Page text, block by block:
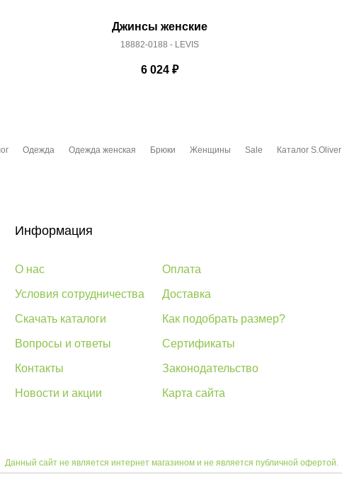
Джинсы женские
18882-0188 - LEVIS
6 024₽
Одежда Одежда женская Брюки Женщины Sale Каталог S.Oliver
Информация
О нас
Условия сотрудничества
Скачать каталоги
Вопросы и ответы
Контакты
Новости и акции
Оплата
Доставка
Как подобрать размер?
Сертификаты
Законодательство
Карта сайта
Данный сайт не является интернет магазином и не является публичной офертой.